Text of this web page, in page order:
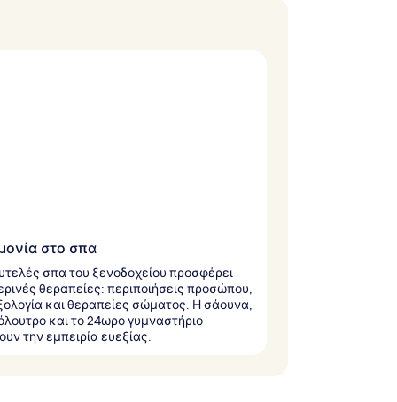
στο σπα
σπα του ξενοδοχείου προσφέρει
θεραπείες: περιποιήσεις προσώπου,
και θεραπείες σώματος. Η σάουνα,
και το 24ωρο γυμναστήριο
την εμπειρία ευεξίας.